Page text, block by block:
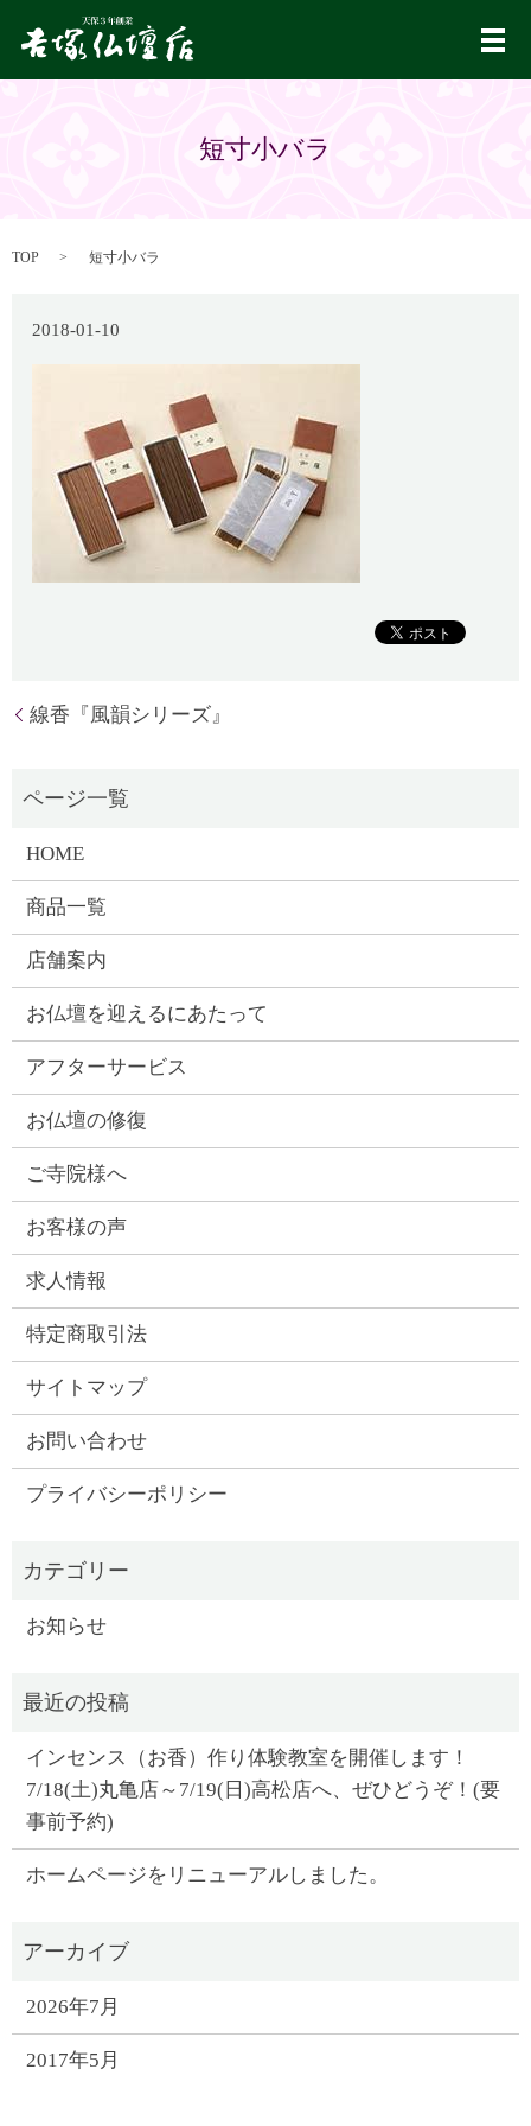
メ
短寸小バラ
TOP 短寸小バラ
2018-01-10
線香『風韻シリーズ』
HOME
商品一覧
店舗案内
お仏壇を迎えるにあたって
アフターサービス
お仏壇の修復
ご寺院様へ
お客様の声
求人情報
特定商取引法
サイトマップ
お問い合わせ
プライバシーポリシー
お知らせ
インセンス（お香）作り体験教室を開催します！
7/18(土)丸亀店～7/19(日)高松店へ、ぜひどうぞ！(要
事前予約)
ホームページをリニューアルしました。
2026年7月
2017年5月